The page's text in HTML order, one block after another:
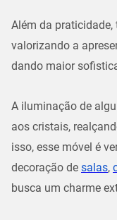
Além da
valorizando a
dando maior
A iluminação de
aos cristais,
isso, esse móvel é
decoração de salas,
busca um charme